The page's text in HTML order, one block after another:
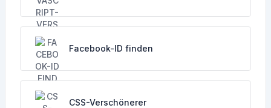
Facebook-ID finden
CSS-Verschönerer